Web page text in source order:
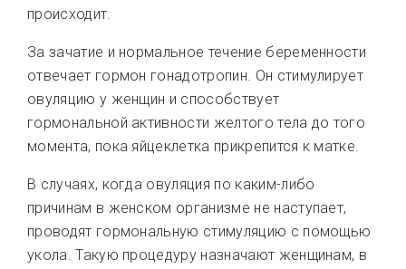
происходит.
За зачатие и нормальное течение беременности
отвечает гормон гонадотропин. Он стимулирует
овуляцию у женщин и способствует
гормональной активности желтого тела до того
момента, пока яйцеклетка прикрепится к матке.
В случаях, когда овуляция по каким-либо
причинам в женском организме не наступает,
проводят гормональную стимуляцию с помощью
укола. Такую процедуру назначают женщинам, в